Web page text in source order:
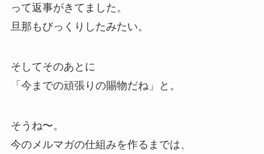
って返事がきてました。
旦那もびっくりしたみたい。
そしてそのあとに
「今までの頑張りの賜物だね」と。
そうね〜。
今のメルマガの仕組みを作るまでは、